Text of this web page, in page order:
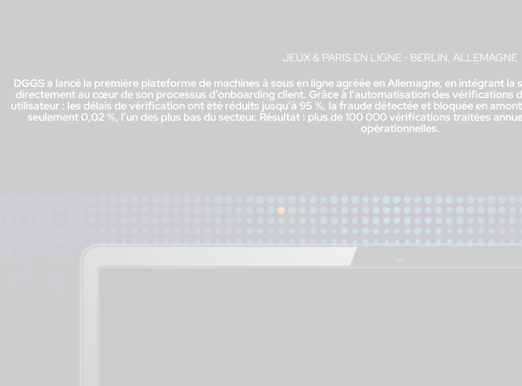
JEUX & PARIS EN LIGNE • BERLIN, ALLEMAGNE
DGGS a lancé la première plateforme de machines à sous en ligne agréée en Allemagne, en intégrant
directement au cœur de son processus d’onboarding client. Grâce à l’automatisation des vérifications
utilisateur : les délais de vérification ont été réduits jusqu’à 95 %, la fraude détectée et bloquée en
seulement 0,02 %, l’un des plus bas du secteur. Résultat : plus de 100 000 vérifications traitées
opérationnelles.